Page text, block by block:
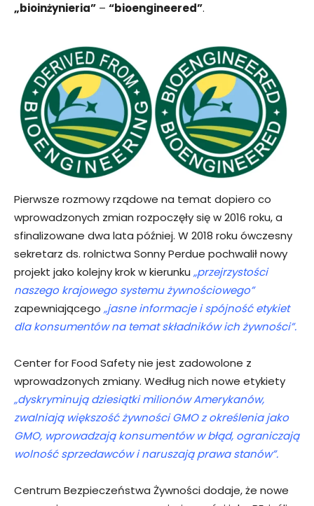
„bioinżynieria” – “bioengineered”.
Pierwsze rozmowy rządowe na temat dopiero co
wprowadzonych zmian rozpoczęły się w 2016 roku, a
sfinalizowane dwa lata później. W 2018 roku ówczesny
sekretarz ds. rolnictwa Sonny Perdue pochwalił nowy
projekt jako kolejny krok w kierunku „przejrzystości
naszego krajowego systemu żywnościowego”
zapewniającego „jasne informacje i spójność etykiet
dla konsumentów na temat składników ich żywności”.
Center for Food Safety nie jest zadowolone z
wprowadzonych zmiany. Według nich nowe etykiety
„dyskryminują dziesiątki milionów Amerykanów,
zwalniają większość żywności GMO z określenia jako
GMO, wprowadzają konsumentów w błąd, ograniczają
wolność sprzedawców i naruszają prawa stanów”.
Centrum Bezpieczeństwa Żywności dodaje, że nowe